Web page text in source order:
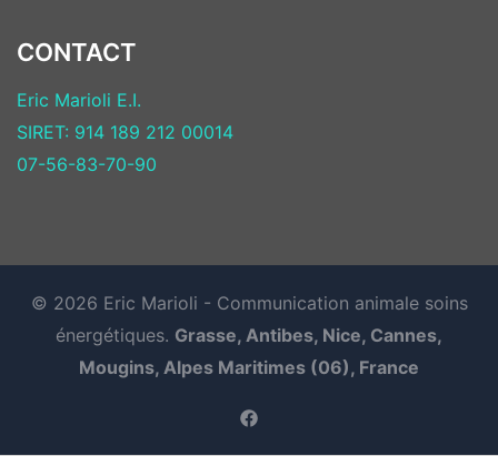
CONTACT
Eric Marioli E.I.
SIRET: 914 189 212 00014
07-56-83-70-90
© 2026 Eric Marioli - Communication animale soins
énergétiques. Grasse, Antibes, Nice, Cannes,
Mougins, Alpes Maritimes (06), France